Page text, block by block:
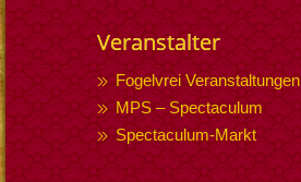
Veranstalter
Fogelvrei Veranstaltungen
MPS – Spectaculum
Spectaculum-Markt